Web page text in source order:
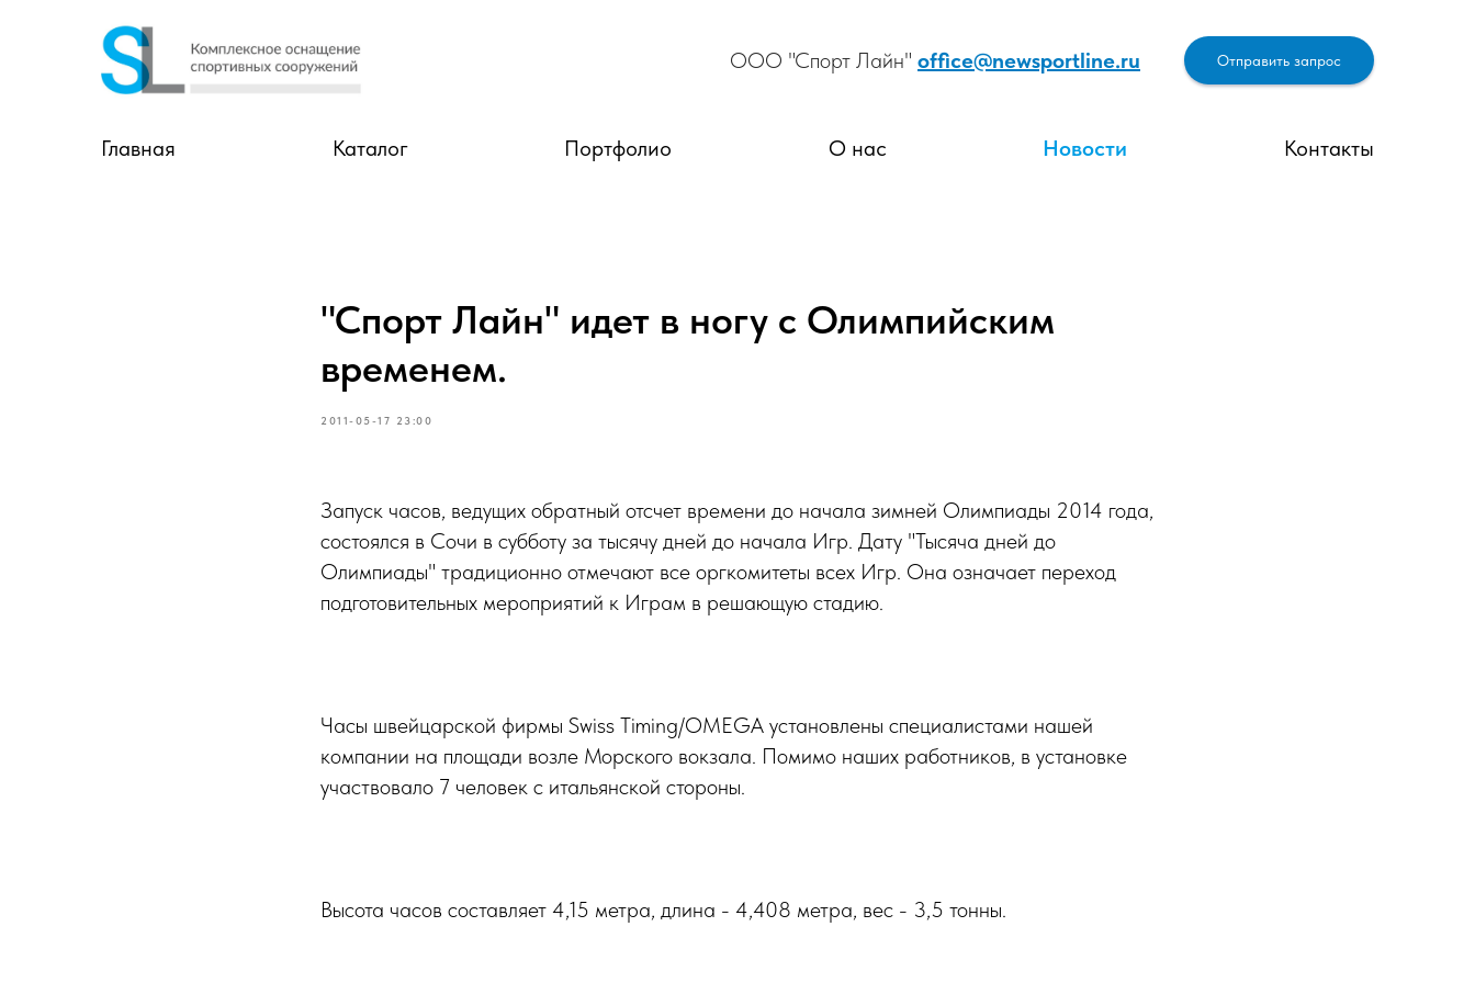
ООО "Спорт Лайн" office@newsportline.ru Отправить запрос
Главная Каталог Портфолио О нас Новости Контакты
"Спорт Лайн" идет в ногу с Олимпийским
временем.
2011-05-17 23:00
Запуск часов, ведущих обратный отсчет времени до начала зимней Олимпиады 2014 года,
состоялся в Сочи в субботу за тысячу дней до начала Игр. Дату "Тысяча дней до
Олимпиады" традиционно отмечают все оргкомитеты всех Игр. Она означает переход
подготовительных мероприятий к Играм в решающую стадию.
Часы швейцарской фирмы Swiss Timing/OMEGA установлены специалистами нашей
компании на площади возле Морского вокзала. Помимо наших работников, в установке
участвовало 7 человек с итальянской стороны.
Высота часов составляет 4,15 метра, длина - 4,408 метра, вес - 3,5 тонны.